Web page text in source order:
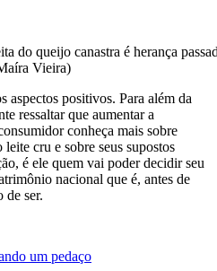
do queijo canastra é herança
Vieira)
positivos. Para além da
ressaltar que aumentar a
conheça mais sobre
cru e sobre seus supostos
é ele quem vai poder decidir seu
nacional que é, antes de
de ser.
um pedaço